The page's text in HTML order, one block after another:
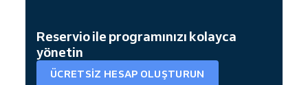
Reservio ile programınızı kolayca
yönetin
ÜCRETSIZ HESAP OLUŞTURUN